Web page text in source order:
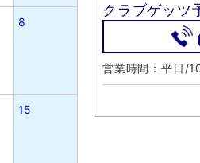
8
15
クラブゲッツ
営業時間：平日/